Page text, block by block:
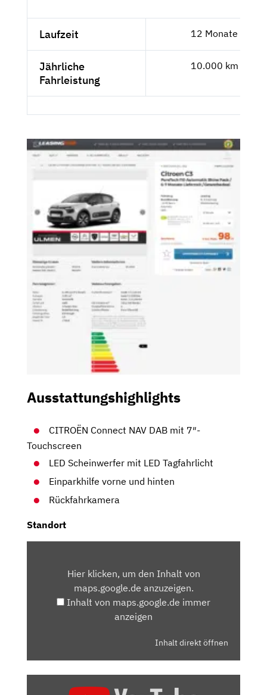
Laufzeit 12 Monate
Jährliche
Fahrleistung
10.000 km
Ausstattungshighlights
CITROËN Connect NAV DAB mit 7″-
Touchscreen
LED Scheinwerfer mit LED Tagfahrlicht
Einparkhilfe vorne und hinten
Rückfahrkamera
Standort
MAPS.GOOGLE.DEHier klicken, um den Inhalt von
maps.google.de anzuzeigen.
Inhalt von maps.google.de immer
anzeigen
Inhalt direkt öffnen